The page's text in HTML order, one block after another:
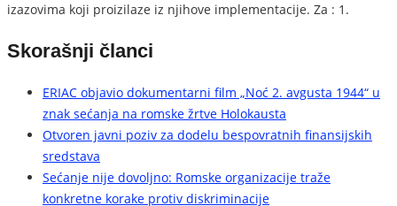
izazovima koji proizilaze iz njihove implementacije. Za : 1.
Skorašnji članci
ERIAC objavio dokumentarni film „Noć 2. avgusta 1944“ u
znak sećanja na romske žrtve Holokausta
Otvoren javni poziv za dodelu bespovratnih finansijskih
sredstava
Sećanje nije dovoljno: Romske organizacije traže
konkretne korake protiv diskriminacije